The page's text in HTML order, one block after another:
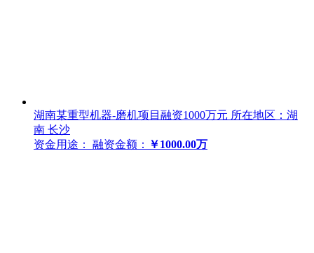
湖南某重型机器-磨机项目融资1000万元 所在地区：湖
南 长沙
资金用途：
融资金额： ￥1000.00万